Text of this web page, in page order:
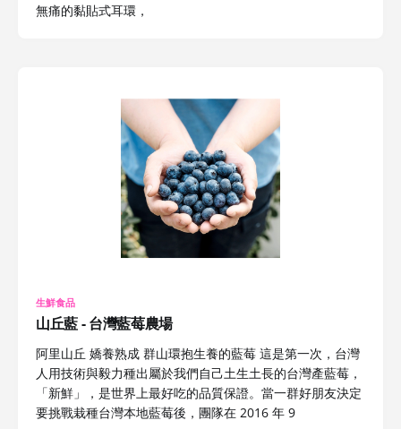
無痛的黏貼式耳環，
生鮮食品
山丘藍 - 台灣藍莓農場
阿里山丘 嬌養熟成 群山環抱生養的藍莓 這是第一次，台灣
人用技術與毅力種出屬於我們自己土生土長的台灣產藍莓，
「新鮮」，是世界上最好吃的品質保證。當一群好朋友決定
要挑戰栽種台灣本地藍莓後，團隊在 2016 年 9